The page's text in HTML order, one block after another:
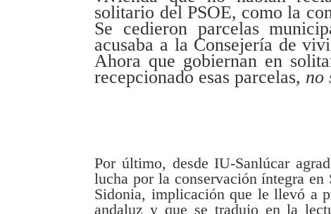
solitario del PSOE, como la
Se cedieron parcelas
acusaba a la Consejería de
Ahora que gobiernan en
recepcionado esas parcelas, no
Por último, desde IU-Sanlúcar
lucha por la conservación íntegra
Sidonia, implicación que le llevó a
andaluz y que se tradujo en la